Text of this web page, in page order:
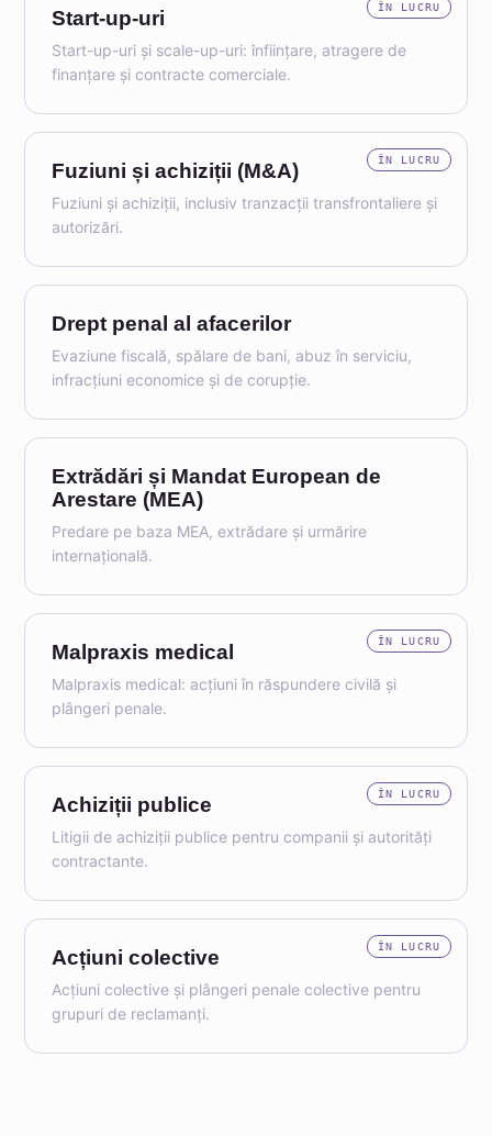
ÎN LUCRU
Start-up-uri
Start-up-uri și scale-up-uri: înființare, atragere de
finanțare și contracte comerciale.
ÎN LUCRU
Fuziuni și achiziții (M&A)
Fuziuni și achiziții, inclusiv tranzacții transfrontaliere și
autorizări.
Drept penal al afacerilor
Evaziune fiscală, spălare de bani, abuz în serviciu,
infracțiuni economice și de corupție.
Extrădări și Mandat European de
Arestare (MEA)
Predare pe baza MEA, extrădare și urmărire
internațională.
ÎN LUCRU
Malpraxis medical
Malpraxis medical: acțiuni în răspundere civilă și
plângeri penale.
ÎN LUCRU
Achiziții publice
Litigii de achiziții publice pentru companii și autorități
contractante.
ÎN LUCRU
Acțiuni colective
Acțiuni colective și plângeri penale colective pentru
grupuri de reclamanți.